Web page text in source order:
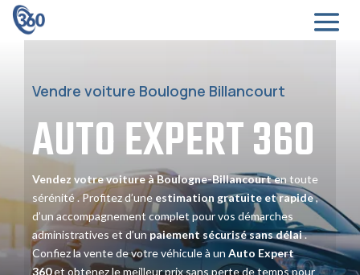
Vendre voiture Boulogne Billancourt
AUTO EXPERT360
Vendez votre voiture à Boulogne-Billancourt en toute
sérénité. Profitez d’une estimation gratuite et rapide,
d’un accompagnement complet pour vos démarches
administratives et d’unpaiement sécurisé sans délai.
Confiez la vente de votre véhicule à un Auto Expert
360et obtenez le meilleur prix sans perte de temps pour